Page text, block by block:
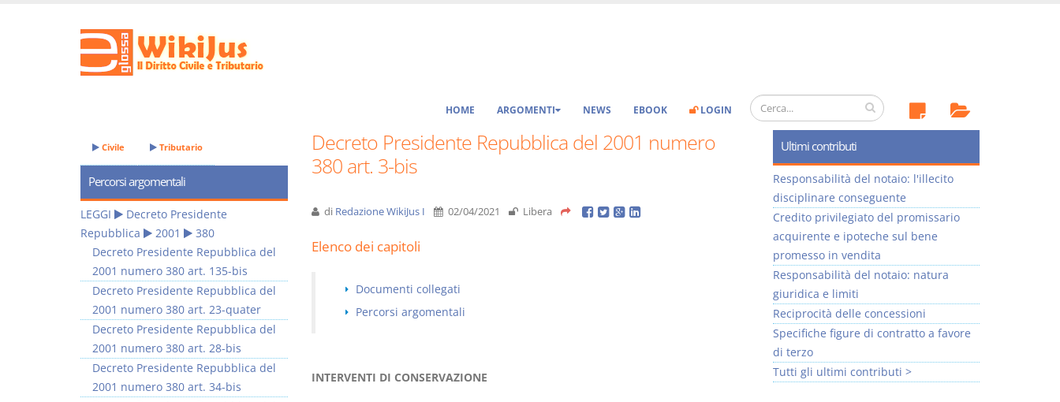
HOME ARGOMENTI NEWS EBOOK LOGIN
Decreto Presidente Repubblica del 2001 numero
380 art. 3-bis
di Redazione WikiJus I 02/04/2021 Libera
Elenco dei capitoli
Documenti collegati
Percorsi argomentali
INTERVENTI DI CONSERVAZIONE
Civile Tributario
Percorsi argomentali
LEGGI
Decreto Presidente
Repubblica
2001
380
Decreto Presidente Repubblica del
2001 numero 380 art. 135-bis
Decreto Presidente Repubblica del
2001 numero 380 art. 23-quater
Decreto Presidente Repubblica del
2001 numero 380 art. 28-bis
Decreto Presidente Repubblica del
2001 numero 380 art. 34-bis
Ultimi contributi
Responsabilità del notaio: l'illecito
disciplinare conseguente
Credito privilegiato del promissario
acquirente e ipoteche sul bene
promesso in vendita
Responsabilità del notaio: natura
giuridica e limiti
Reciprocità delle concessioni
Specifiche figure di contratto a favore
di terzo
Tutti gli ultimi contributi >